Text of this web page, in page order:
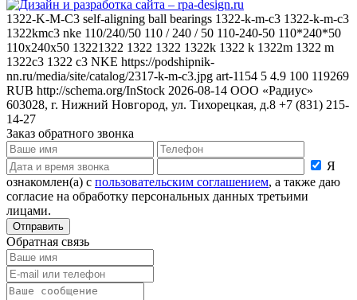
1322-K-M-C3 self-aligning ball bearings 1322-k-m-c3 1322-k-m-c3
1322kmc3 nke 110/240/50 110 / 240 / 50 110-240-50 110*240*50
110x240x50 13221322 1322 1322 1322k 1322 k 1322m 1322 m
1322c3 1322 c3 NKE https://podshipnik-
nn.ru/media/site/catalog/2317-k-m-c3.jpg art-1154 5 4.9 100 119269
RUB http://schema.org/InStock 2026-08-14 ООО «Радиус»
603028, г. Нижний Новгород, ул. Тихорецкая, д.8 +7 (831) 215-
14-27
Заказ обратного звонка
Я
ознакомлен(а) с пользовательским соглашением, а также даю
согласие на обработку персональных данных третьими
лицами.
Отправить
Обратная связь